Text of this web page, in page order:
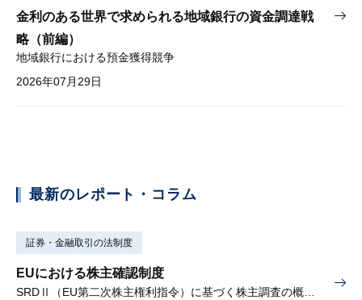
金利のある世界で求められる地域銀行の資金調達戦
略（前編）
地域銀行における預金獲得競争
2026年07月29日
最新のレポート・コラム
証券・金融取引の法制度
EUにおける株主確認制度